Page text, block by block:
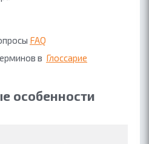
FAQ
в Глоссарие
особенности